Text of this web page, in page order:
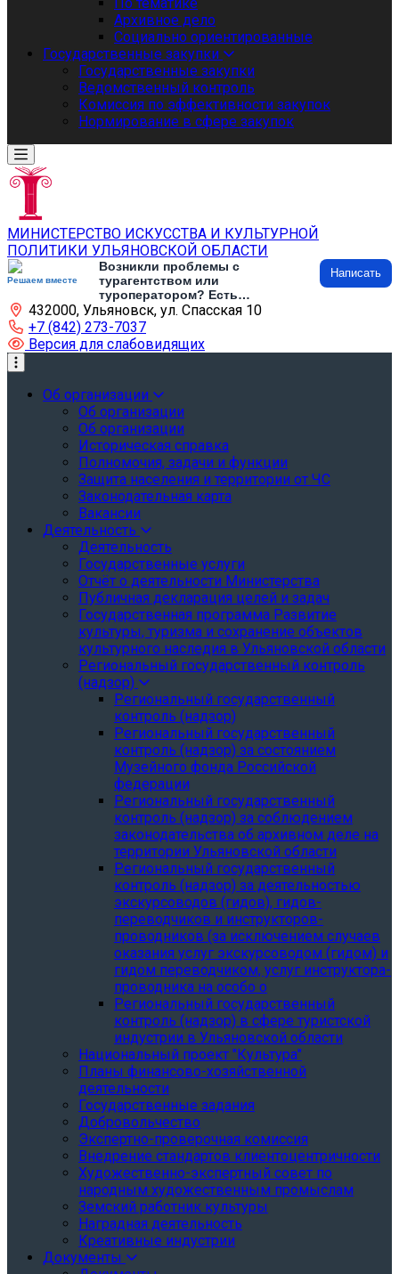
Архивное дело
Социально ориентированные
Государственные закупки
Государственные закупки
Ведомственный контроль
Комиссия по эффективности закупок
Нормирование в сфере закупок
МИНИСТЕРСТВО ИСКУССТВА И КУЛЬТУРНОЙ
ПОЛИТИКИ УЛЬЯНОВСКОЙ ОБЛАСТИ
Решаем вместе
Возникли проблемы с
турагентством или
туроператором? Есть
предложения по развитию
туризма и туристической
инфраструктуры? Напишите об
этом
Написать
432000, Ульяновск, ул. Спасская 10
+7 (842) 273-7037
Версия для слабовидящих
Об организации
Об организации
Об организации
Историческая справка
Полномочия, задачи и функции
Защита населения и территории от ЧС
Законодательная карта
Вакансии
Деятельность
Деятельность
Государственные услуги
Отчёт о деятельности Министерства
Публичная декларация целей и задач
Государственная программа Развитие
культуры, туризма и сохранение объектов
культурного наследия в Ульяновской области
Региональный государственный контроль
(надзор)
Региональный государственный
контроль (надзор)
Региональный государственный
контроль (надзор) за состоянием
Музейного фонда Российской
федерации
Региональный государственный
контроль (надзор) за соблюдением
законодательства об архивном деле на
территории Ульяновской области
Региональный государственный
контроль (надзор) за деятельностью
экскурсоводов (гидов), гидов-
переводчиков и инструкторов-
проводников (за исключением случаев
оказания услуг экскурсоводом (гидом) и
гидом переводчиком, услуг инструктора-
проводника на особо о
Региональный государственный
контроль (надзор) в сфере туристской
индустрии в Ульяновской области
Национальный проект "Культура"
Планы финансово-хозяйственной
деятельности
Государственные задания
Добровольчество
Экспертно-проверочная комиссия
Внедрение стандартов клиентоцентричности
Художественно-экспертный совет по
народным художественным промыслам
Земский работник культуры
Наградная деятельность
Креативные индустрии
Документы